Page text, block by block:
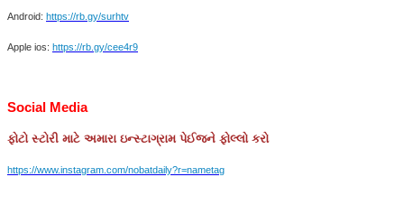
Android: https://rb.gy/surhtv
Apple ios: https://rb.gy/cee4r9
Social Media
ફોટો સ્ટોરી માટે અમારા ઇન્સ્ટાગ્રામ પેઈજને ફોલ્લો કરો
https://www.instagram.com/nobatdaily?r=nametag